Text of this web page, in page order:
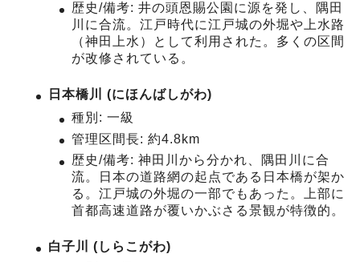
歴史/備考: 井の頭恩賜公園に源を発し、隅田
川に合流。江戸時代に江戸城の外堀や上水路
（神田上水）として利用された。多くの区間
が改修されている。
日本橋川 (にほんばしがわ)
種別: 一級
管理区間長: 約4.8km
歴史/備考: 神田川から分かれ、隅田川に合
流。日本の道路網の起点である日本橋が架か
る。江戸城の外堀の一部でもあった。上部に
首都高速道路が覆いかぶさる景観が特徴的。
白子川 (しらこがわ)